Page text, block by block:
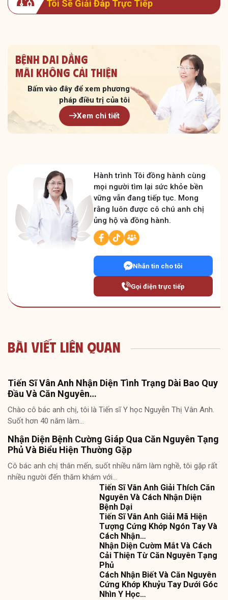
Tôi Sẽ Giải Đáp Trực Tiếp
Bệnh dai dẳng
Mãi không cải thiện
Bấm vào đây để xem phương
pháp điều trị của tôi
Xem chi tiết
Hành trình Tôi đồng hành cùng
mọi người tìm lại sức khỏe bền
vững vẫn đang tiếp tục. Mong
rằng luôn được cô chú anh chị
ủng hộ và đồng hành.
Nhắn tin cho tôi
Gọi điện trực tiếp
Bài Viết Liên Quan
Tiến Sĩ Vân Anh Nhận Diện Tình Trạng Dài Bao Quy
Đầu Và Căn Nguyên…
Chào cô bác anh chị, tôi là Tiến sĩ Y học Nguyễn Thị Vân Anh.
Suốt hơn 40 năm làm…
Nhận Diện Bệnh Cường Giáp Qua Căn Nguyên Tạng
Phủ Và Biểu Hiện Thường Gặp
Cô bác anh chị thân mến, suốt nhiều năm làm nghề, tôi gặp rất
nhiều người đến thăm khám với…
Tiến Sĩ Vân Anh Giải Thích Căn
Nguyên Và Cách Nhận Diện
Bệnh Dại
Tiến Sĩ Vân Anh Giải Mã Hiện
Tượng Cứng Khớp Ngón Tay Và
Cách Nhận…
Nhận Diện Cườm Mắt Và Cách
Cải Thiện Từ Căn Nguyên Tạng
Phủ
Cách Nhận Biết Và Căn Nguyên
Cứng Khớp Khuỷu Tay Dưới Góc
Nhìn Y Học…